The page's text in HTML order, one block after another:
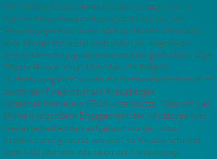
Von Anfang Mai bis Ende Oktober 2014 ging es in
Sachen Gewerbevernetzung und Aktionen im
Petersburger Kiez in die nächste Runde. Dass dort
jede Menge Potenzial vorhanden ist, zeigten die
ersten Vernetzungsaktionen und die große Kiezrallye
“Bunte Runde 2013”. Über das LSK-Projekt
“Aufschwung Kiez” wurde die Netzwerkarbeit im Kiez
durch den Friedrichshain-Kreuzberger
Unternehmerverein (FKU) unterstützt. “Was mit viel
Mühe und großem Engagement der Initiatoren und
Gewerbetreibenden aufgebaut wurde, muss
etabliert und gestärkt werden”, so Viviane Schmidt
vom FKU über die Intension der Fortsetzung.